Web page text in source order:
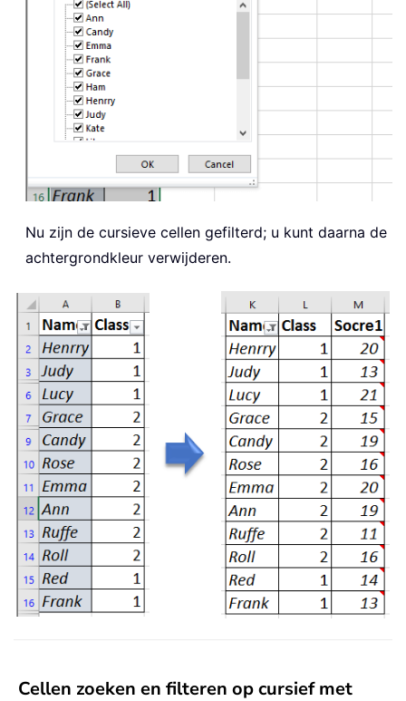
Nu zijn de cursieve cellen gefilterd; u kunt daarna de
achtergrondkleur verwijderen.
Cellen zoeken en filteren op cursief met